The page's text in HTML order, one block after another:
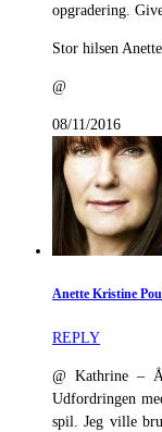
opgradering.
Stor hilsen Anette
@
08/11/2016
Anette Kristine
REPLY
@ Kathrine –
Udfordringen
spil. Jeg ville